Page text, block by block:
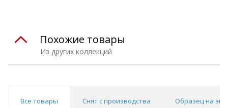
Из других коллекций
Похожие товары
Все товары Снят с производства Образец на